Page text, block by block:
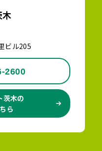
木
ビル205
2600
茨木の
ら